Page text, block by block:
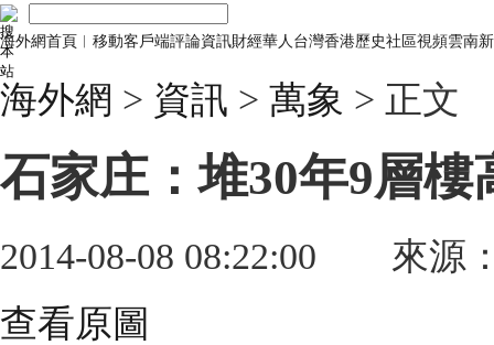
海外網首頁 移動客戶端評論資訊財經華人 台灣香港歷史社區視頻雲南
海外網 > 資訊 > 萬象 > 正文
石家庄：堆30年9層
2014-08-08 08:22:00
來源
查看原圖